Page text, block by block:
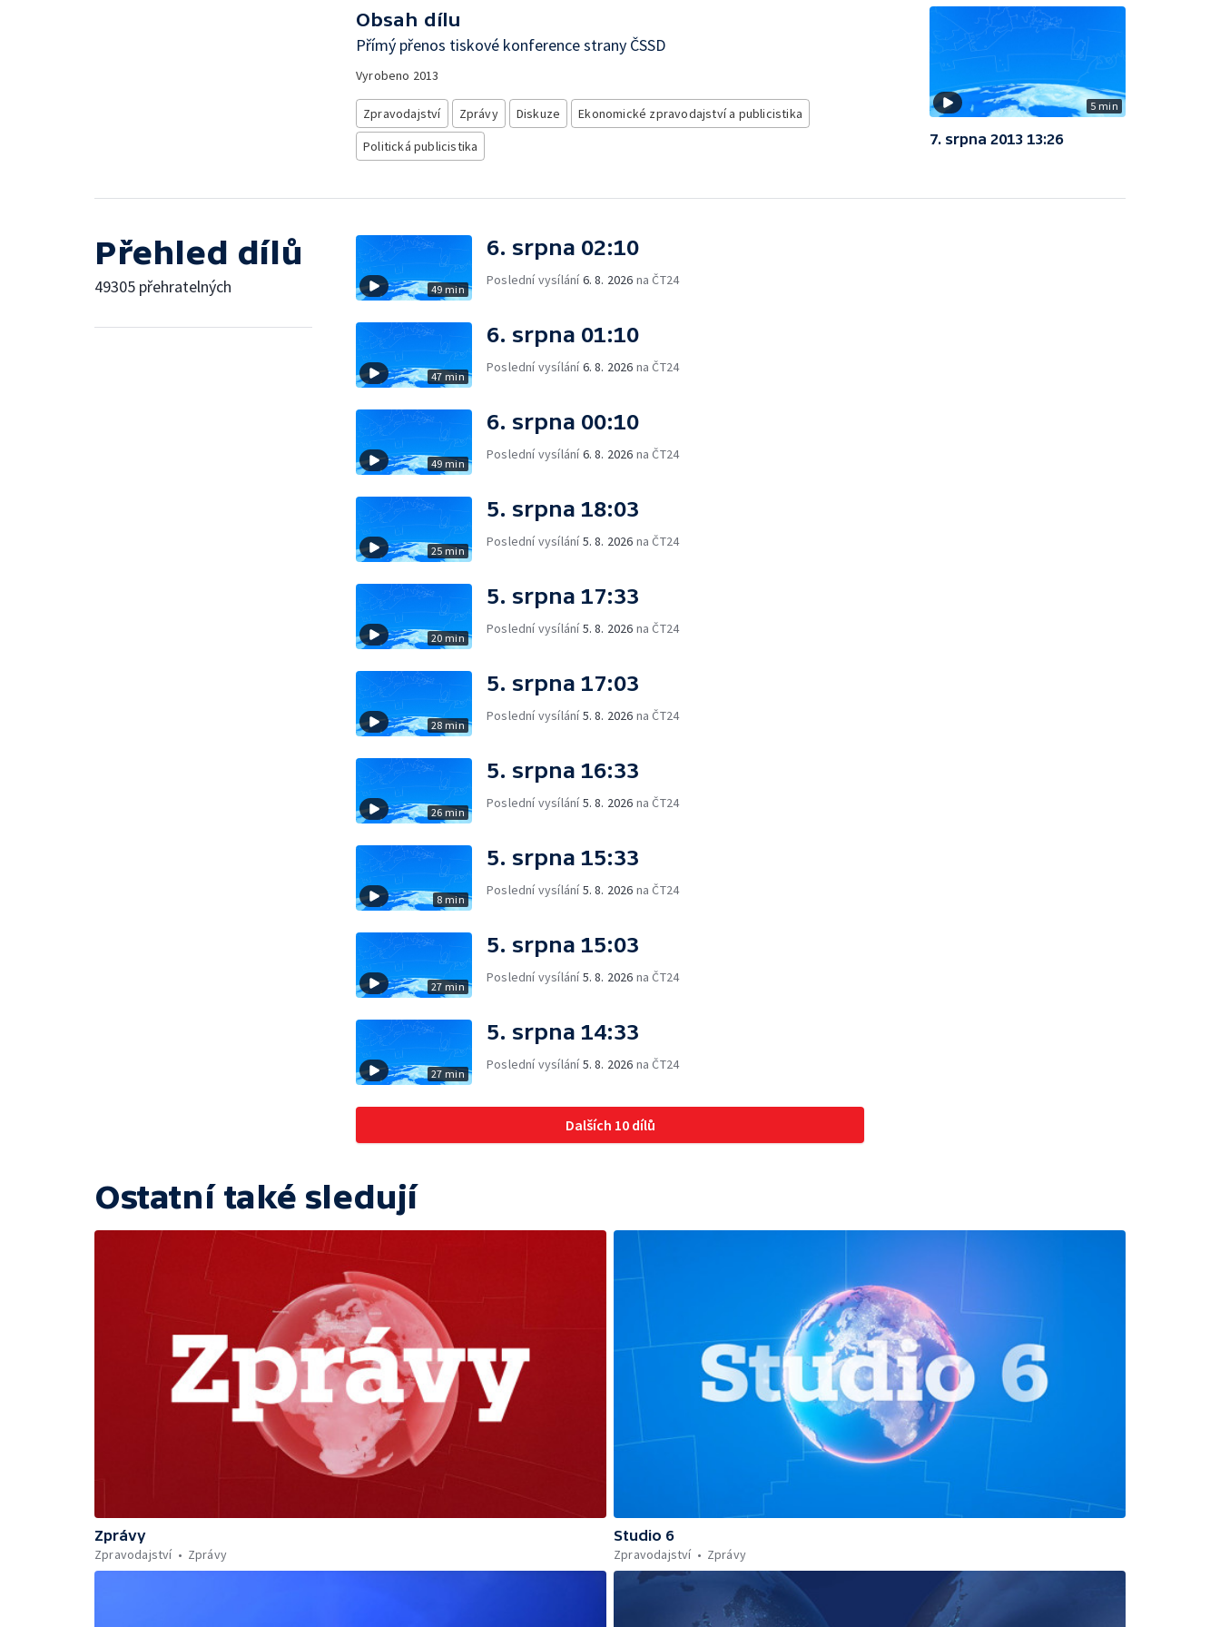
Obsah dílu
Přímý přenos tiskové konference strany ČSSD
Vyrobeno 2013
Zpravodajství Zprávy Diskuze
Ekonomické zpravodajství a publicistika
Politická publicistika
5 min
7. srpna 2013 13:26
Přehled dílů
49305 přehratelných 49 min
6. srpna 02:10
Poslední vysílání6. 8. 2026 na ČT24
47 min
6. srpna 01:10
Poslední vysílání6. 8. 2026 na ČT24
49 min
6. srpna 00:10
Poslední vysílání6. 8. 2026 na ČT24
25 min
5. srpna 18:03
Poslední vysílání5. 8. 2026 na ČT24
20 min
5. srpna 17:33
Poslední vysílání5. 8. 2026 na ČT24
28 min
5. srpna 17:03
Poslední vysílání5. 8. 2026 na ČT24
26 min
5. srpna 16:33
Poslední vysílání5. 8. 2026 na ČT24
8 min
5. srpna 15:33
Poslední vysílání5. 8. 2026 na ČT24
27 min
5. srpna 15:03
Poslední vysílání5. 8. 2026 na ČT24
27 min
5. srpna 14:33
Poslední vysílání5. 8. 2026 na ČT24
Dalších 10 dílů
Ostatní také sledují
Zprávy
Zpravodajství
Zprávy
Studio 6
Zpravodajství
Zprávy